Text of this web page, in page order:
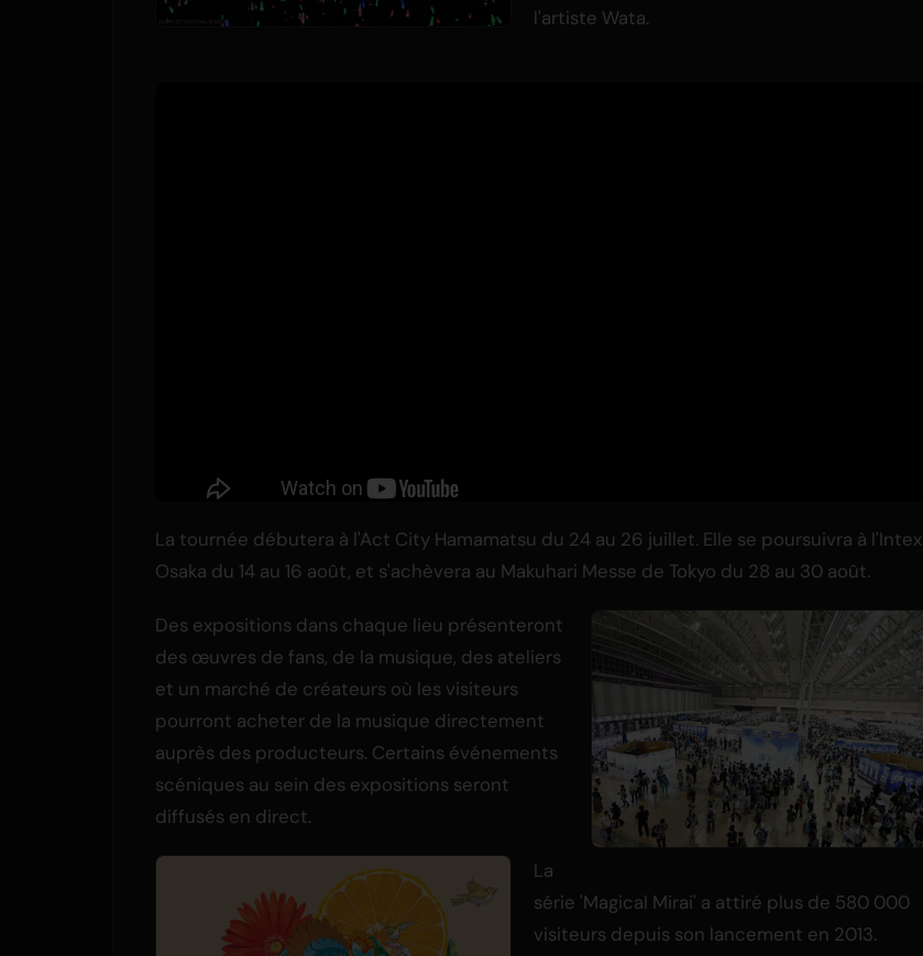
l'artiste Wata.
La tournée débutera à l'Act City Hamamatsu du 24 au 26 juillet. Elle se poursuivra à l'Intex
Osaka du 14 au 16 août, et s'achèvera au Makuhari Messe de Tokyo du 28 au 30 août.
Des expositions dans chaque lieu présenteront
des œuvres de fans, de la musique, des ateliers
et un marché de créateurs où les visiteurs
pourront acheter de la musique directement
auprès des producteurs. Certains événements
scéniques au sein des expositions seront
diffusés en direct.
La
série 'Magical Mirai' a attiré plus de 580 000
visiteurs depuis son lancement en 2013.